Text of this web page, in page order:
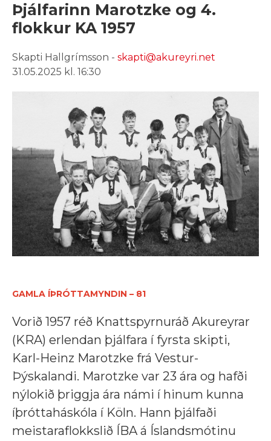
Þjálfarinn Marotzke og 4.
flokkur KA 1957
Skapti Hallgrímsson - skapti@akureyri.net
31.05.2025 kl. 16:30
GAMLA ÍÞRÓTTAMYNDIN – 81
Vorið 1957 réð Knattspyrnuráð Akureyrar
(KRA) erlendan þjálfara í fyrsta skipti,
Karl-Heinz Marotzke frá Vestur-
Þýskalandi. Marotzke var 23 ára og hafði
nýlokið þriggja ára námi í hinum kunna
íþróttaháskóla í Köln. Hann þjálfaði
meistaraflokkslið ÍBA á Íslandsmótinu